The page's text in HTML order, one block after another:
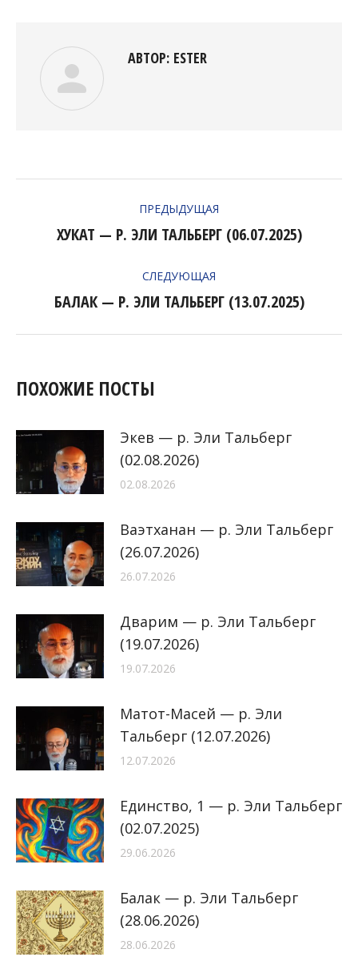
АВТОР: ESTER
ПРЕДЫДУЩАЯ
Предыдущая
ХУКАТ — Р. ЭЛИ ТАЛЬБЕРГ (06.07.2025)
СЛЕДУЮЩАЯ
Следующая
БАЛАК — Р. ЭЛИ ТАЛЬБЕРГ (13.07.2025)
ПОХОЖИЕ ПОСТЫ
Экев — р. Эли Тальберг
(02.08.2026)
02.08.2026
Ваэтханан — р. Эли Тальберг
(26.07.2026)
26.07.2026
Дварим — р. Эли Тальберг
(19.07.2026)
19.07.2026
Матот-Масей — р. Эли
Тальберг (12.07.2026)
12.07.2026
Единство, 1 — р. Эли Тальберг
(02.07.2025)
29.06.2026
Балак — р. Эли Тальберг
(28.06.2026)
28.06.2026